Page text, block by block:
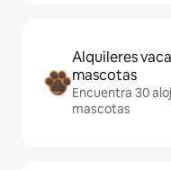
Alquileres
mascotas
Encuentra 30
mascotas